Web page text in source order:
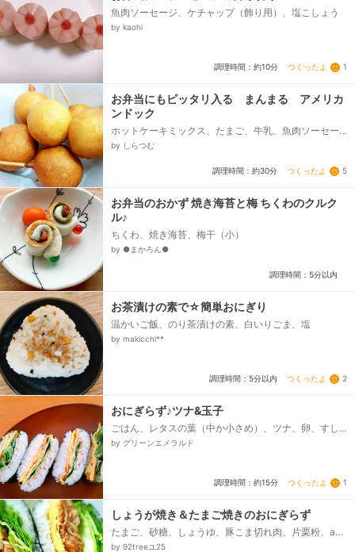
魚肉ソーセージ、ケチャップ（飾り用）、塩こしょう
by kaohi
調理時間：約10分 つくったよ 1
お弁当にもピッタリ入る まんまる アメリカ
ンドック
ホットケーキミックス、たまご、牛乳、魚肉ソーセー
ジ
by しらつむ
調理時間：約30分 つくったよ 5
お弁当のおかず 焼き海苔と梅 ちくわのクルク
ル♪
ちくわ、焼き海苔、梅干（小）
by ●まかろん●
調理時間：5分以内
お茶漬けの素で☆簡単おにぎり
温かいご飯、のり茶漬けの素、白いりごま、塩
by makicchi**
調理時間：5分以内 つくったよ 2
おにぎらず♪ツナ&玉子
ごはん、レタスの葉（中か小さめ）、ツナ、卵、すし
酢、マヨネーズ、ブラックペッパー、塩、焼きのり
by グリーンエメラルド
調理時間：約15分 つくったよ 1
しょうが焼き＆たまご焼きのおにぎらず
たまご、砂糖、しょうゆ、豚こま切れ肉、片栗粉、aし
ょうゆ、a酒、a砂糖、aすりおろししょうが、すりご
by 92treeユ25